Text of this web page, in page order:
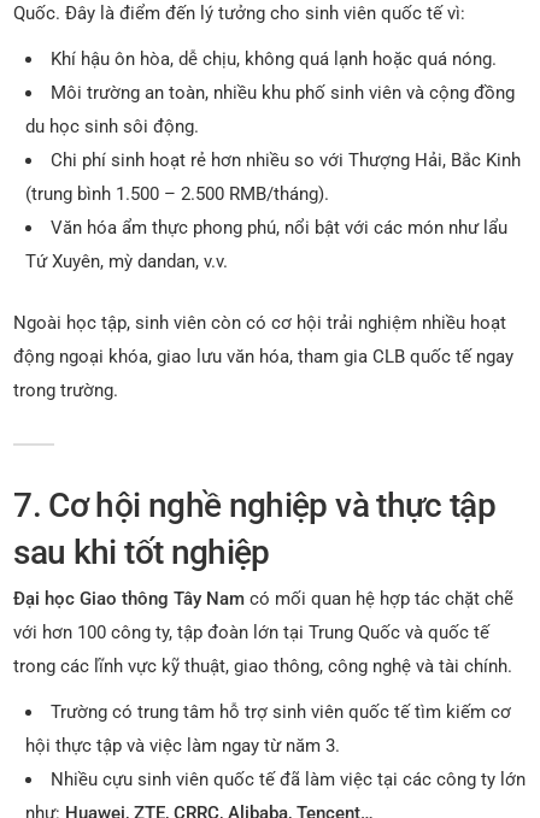
Quốc. Đây là điểm đến lý tưởng cho sinh viên quốc tế vì:
Khí hậu ôn hòa, dễ chịu, không quá lạnh hoặc quá nóng.
Môi trường an toàn, nhiều khu phố sinh viên và cộng đồng
du học sinh sôi động.
Chi phí sinh hoạt rẻ hơn nhiều so với Thượng Hải, Bắc Kinh
(trung bình 1.500 – 2.500 RMB/tháng).
Văn hóa ẩm thực phong phú, nổi bật với các món như lẩu
Tứ Xuyên, mỳ dandan, v.v.
Ngoài học tập, sinh viên còn có cơ hội trải nghiệm nhiều hoạt
động ngoại khóa, giao lưu văn hóa, tham gia CLB quốc tế ngay
trong trường.
7. Cơ hội nghề nghiệp và thực tập
sau khi tốt nghiệp
Đại học Giao thông Tây Nam có mối quan hệ hợp tác chặt chẽ
với hơn 100 công ty, tập đoàn lớn tại Trung Quốc và quốc tế
trong các lĩnh vực kỹ thuật, giao thông, công nghệ và tài chính.
Trường có trung tâm hỗ trợ sinh viên quốc tế tìm kiếm cơ
hội thực tập và việc làm ngay từ năm 3.
Nhiều cựu sinh viên quốc tế đã làm việc tại các công ty lớn
như: Huawei, ZTE, CRRC, Alibaba, Tencent…